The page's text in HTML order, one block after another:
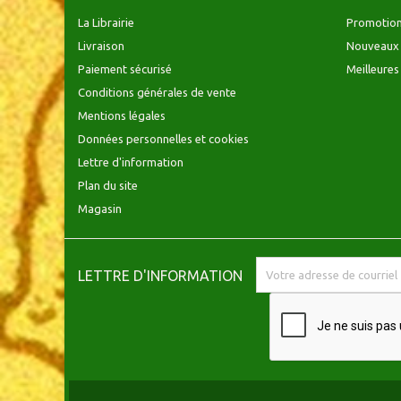
La Librairie
Livraison
Paiement sécurisé
Conditions générales de vente
Mentions légales
Données personnelles et cookies
Lettre d'information
Plan du site
Magasin
Nouveaux
LETTRE D'INFORMATION